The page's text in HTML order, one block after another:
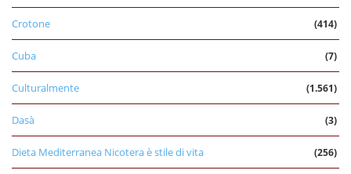
Crotone (414)
Cuba (7)
Culturalmente (1.561)
Dasà (3)
Dieta Mediterranea Nicotera è stile di vita (256)